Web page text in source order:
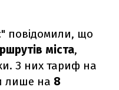
повідомили, що
міста,
З них тариф на
лише на 8